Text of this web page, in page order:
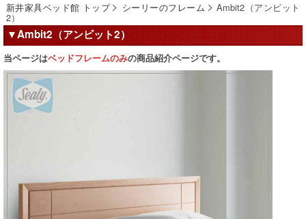
新井家具ベッド館 トップ
シーリーのフレーム Ambit2（アンビット
2）
▼Ambit2（アンビット2）
当ページはベッドフレームのみの商品紹介ページです。